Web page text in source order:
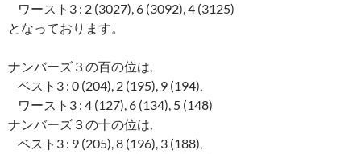
ワースト3 : 2 (3027), 6 (3092), 4 (3125)
となっております。
ナンバーズ３の百の位は,
ベスト3 : 0 (204), 2 (195), 9 (194),
ワースト3 : 4 (127), 6 (134), 5 (148)
ナンバーズ３の十の位は,
ベスト3 : 9 (205), 8 (196), 3 (188),